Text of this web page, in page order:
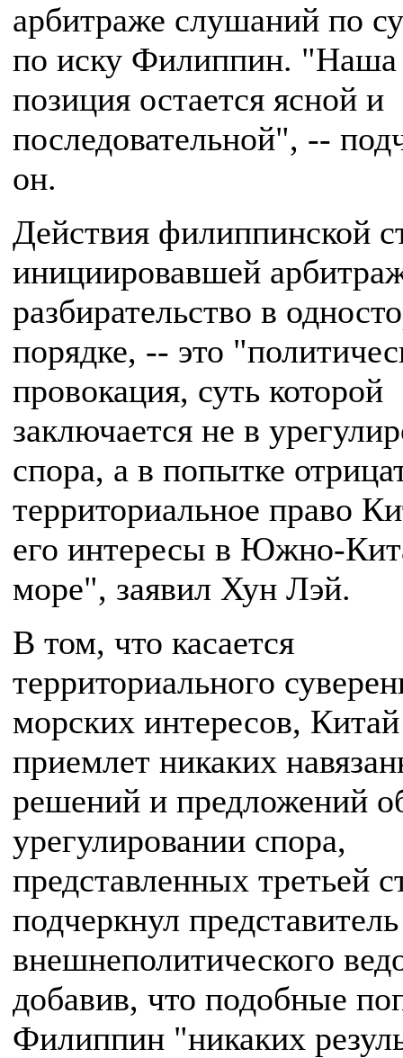
арбитраже слушаний по
по иску Филиппин. "Наша
позиция остается ясной и
последовательной", --
он.
Действия филиппинской
инициировавшей
разбирательство в
порядке, -- это
провокация, суть которой
заключается не в
спора, а в попытке
территориальное право
его интересы в Южно-
море", заявил Хун Лэй.
В том, что касается
территориального
морских интересов,
приемлет никаких
решений и предложений
урегулировании спора,
представленных третьей
подчеркнул представитель
внешнеполитического
добавив, что подобные
Филиппин "никаких